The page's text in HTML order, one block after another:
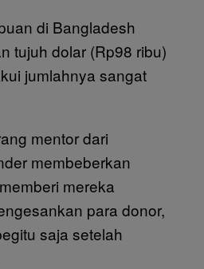
di Bangladesh
tujuh dolar (Rp98 ribu)
jumlahnya sangat
mentor dari
membeberkan
mereka
para donor,
saja setelah